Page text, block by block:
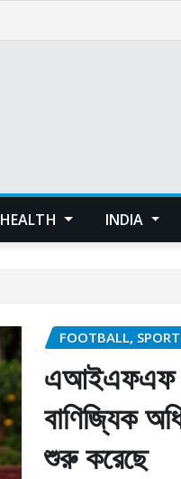
HEALTH INDIA
FOOTBALL,
এআইএফএফ
বাণিজ্যিক
শুরু করেছে